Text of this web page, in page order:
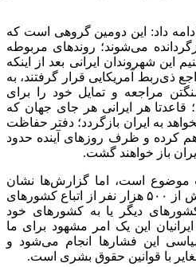
داد: این دومین گروهی است که
می‌شوند؛ روند‌های مربوطه
این شهروندان ایرانی بعد از اینکه
ذی‌ربط آمریکایی قرار گرفتند، به
مراجعه و تمایل خود را برای
قاعدتا هر ایرانی هر جای جهان که
به ایران بازگردد؛ دفتر حفاظت
کرده و ظرف روز‌های آینده حدود
موضوع است، اما گزارش‌ها نشان
می‌دهد که در یک سال اخیر بیش از ۵۰۰ هزار نفر از اتباع کشور‌های
دیگر یا به کشور‌های خود
ایرانیان این یک امر مشهود برای ما
این فشار‌ها انجام می‌شود و
با قوانین حقوق بشری است.